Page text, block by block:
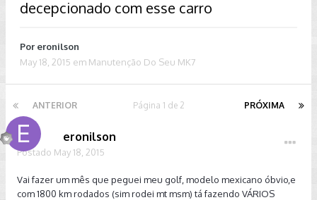
decepcionado com esse carro
Por eronilson
May 18, 2015 em Manutenção Do Seu MK7
ANTERIOR PRÓXIMA
Página 1 de 2
eronilson
Postado May 18, 2015
Vai fazer um mês que peguei meu golf, modelo mexicano óbvio,e
com 1800 km rodados (sim rodei mt msm) tá fazendo VÁRIOS